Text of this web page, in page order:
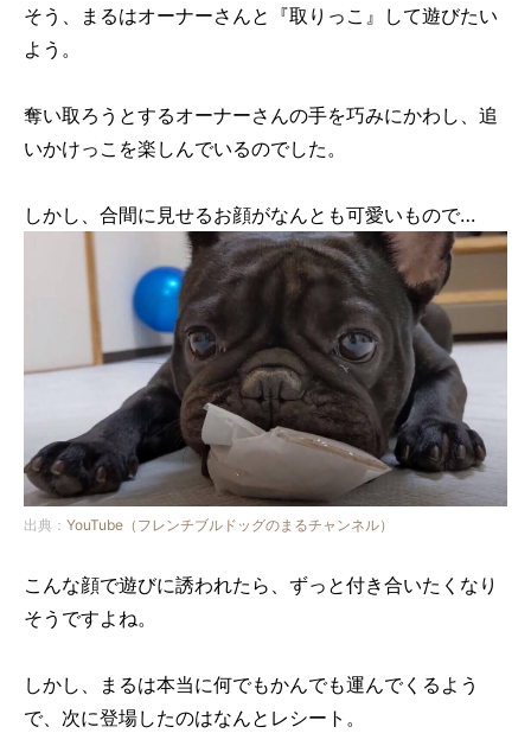
そう、まるはオーナーさんと『取りっこ』して遊びたい
よう。
奪い取ろうとするオーナーさんの手を巧みにかわし、追
いかけっこを楽しんでいるのでした。
しかし、合間に見せるお顔がなんとも可愛いもので…
出典： YouTube（フレンチブルドッグのまるチャンネル）
こんな顔で遊びに誘われたら、ずっと付き合いたくなり
そうですよね。
しかし、まるは本当に何でもかんでも運んでくるよう
で、次に登場したのはなんとレシート。